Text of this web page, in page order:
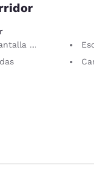
plana